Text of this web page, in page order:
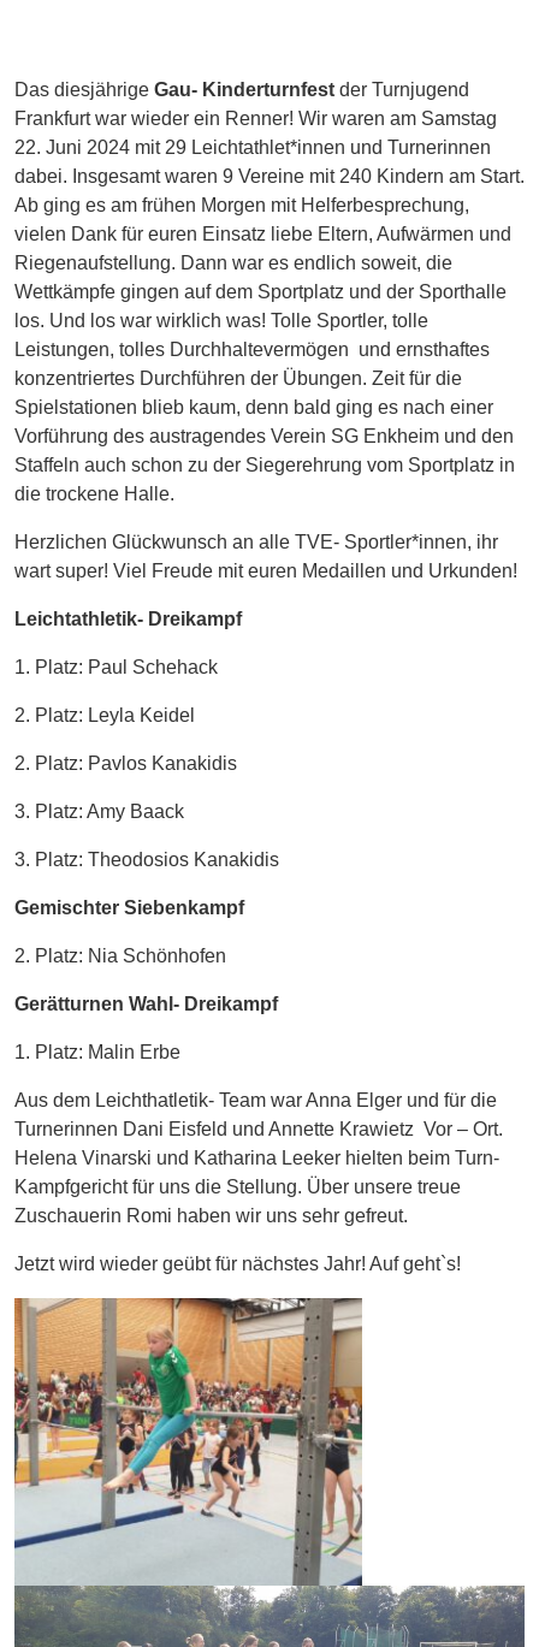
Das diesjährige Gau- Kinderturnfest der Turnjugend
Frankfurt war wieder ein Renner! Wir waren am Samstag
22. Juni 2024 mit 29 Leichtathlet*innen und Turnerinnen
dabei. Insgesamt waren 9 Vereine mit 240 Kindern am Start.
Ab ging es am frühen Morgen mit Helferbesprechung,
vielen Dank für euren Einsatz liebe Eltern, Aufwärmen und
Riegenaufstellung. Dann war es endlich soweit, die
Wettkämpfe gingen auf dem Sportplatz und der Sporthalle
los. Und los war wirklich was! Tolle Sportler, tolle
Leistungen, tolles Durchhaltevermögen und ernsthaftes
konzentriertes Durchführen der Übungen. Zeit für die
Spielstationen blieb kaum, denn bald ging es nach einer
Vorführung des austragendes Verein SG Enkheim und den
Staffeln auch schon zu der Siegerehrung vom Sportplatz in
die trockene Halle.
Herzlichen Glückwunsch an alle TVE- Sportler*innen, ihr
wart super! Viel Freude mit euren Medaillen und Urkunden!
Leichtathletik- Dreikampf
1. Platz: Paul Schehack
2. Platz: Leyla Keidel
2. Platz: Pavlos Kanakidis
3. Platz: Amy Baack
3. Platz: Theodosios Kanakidis
Gemischter Siebenkampf
2. Platz: Nia Schönhofen
Gerätturnen Wahl- Dreikampf
1. Platz: Malin Erbe
Aus dem Leichthatletik- Team war Anna Elger und für die
Turnerinnen Dani Eisfeld und Annette Krawietz Vor – Ort.
Helena Vinarski und Katharina Leeker hielten beim Turn-
Kampfgericht für uns die Stellung. Über unsere treue
Zuschauerin Romi haben wir uns sehr gefreut.
Jetzt wird wieder geübt für nächstes Jahr! Auf geht`s!